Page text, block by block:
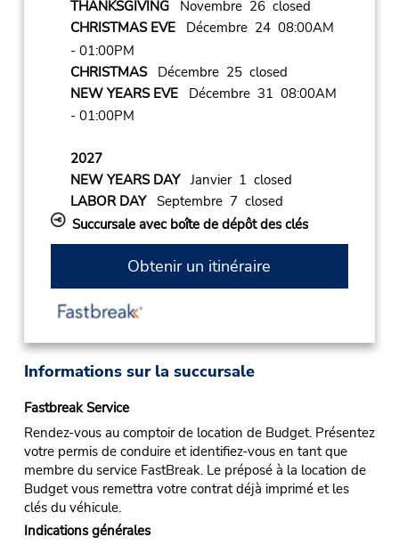
THANKSGIVINGNovembre 26 closed
CHRISTMAS EVEDécembre 24 08:00AM
- 01:00PM
CHRISTMASDécembre 25 closed
NEW YEARS EVEDécembre 31 08:00AM
- 01:00PM
2027
NEW YEARS DAYJanvier 1 closed
LABOR DAYSeptembre 7 closed
Succursale avec boîte de dépôt des clés
Obtenir un itinéraire
Informations sur la succursale
Fastbreak Service
Rendez-vous au comptoir de location de Budget. Présentez
votre permis de conduire et identifiez-vous en tant que
membre du service FastBreak. Le préposé à la location de
Budget vous remettra votre contrat déjà imprimé et les
clés du véhicule.
Indications générales